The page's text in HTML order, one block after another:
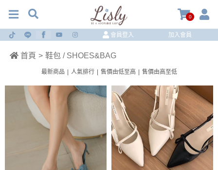
0
會員登入 加入會員
首頁 > 鞋包 / SHOES&BAG
最新商品 人氣排行 售價由低至高 售價由高至低